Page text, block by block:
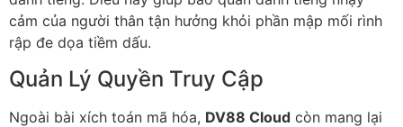
cảm của người thân tận hưởng khỏi phần mập mối rình
rập đe dọa tiềm dấu.
Quản Lý Quyền Truy Cập
Ngoài bài xích toán mã hóa, DV88 Cloud còn mang lại